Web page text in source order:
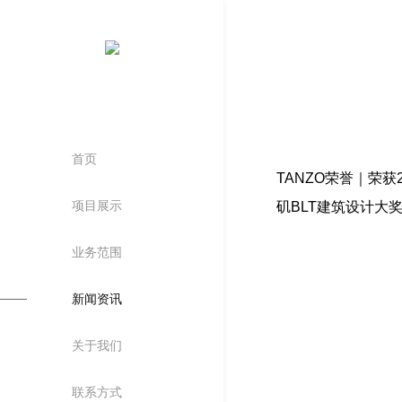
首页
项目展示
业务范围
新闻资讯
关于我们
公司简介
主创设计师联系方式
TANZO荣誉｜荣获
矶BLT建筑设计大奖